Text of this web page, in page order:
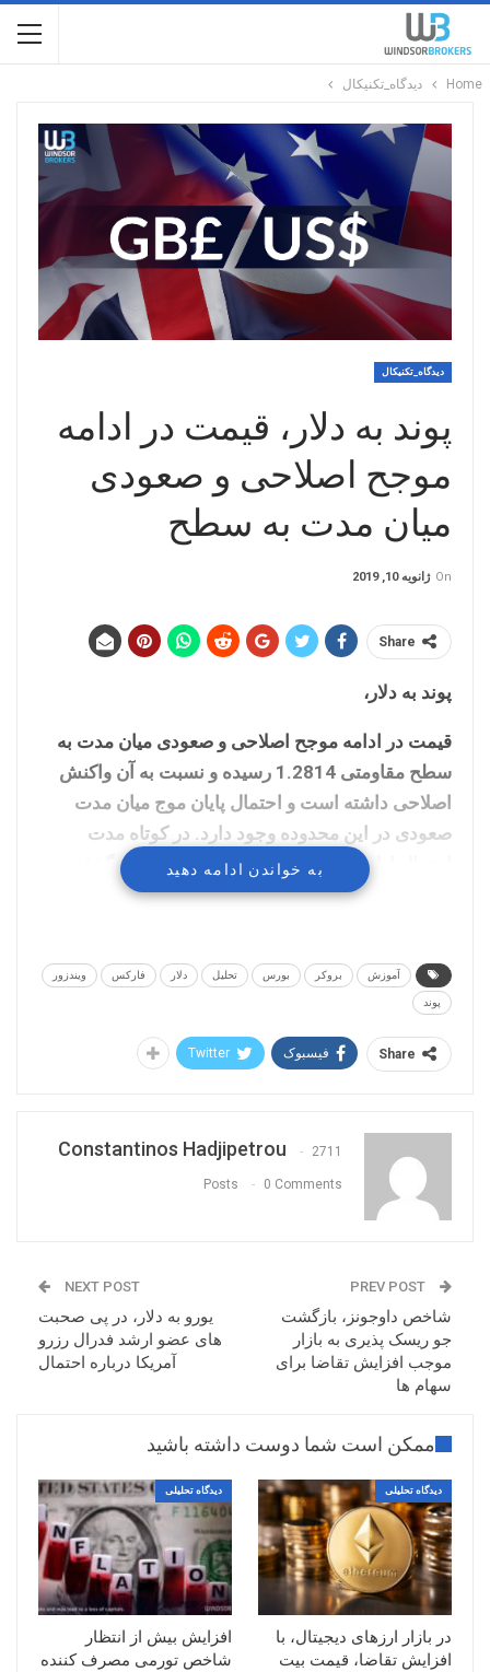
Home دیدگاه_تکنیکال
دیدگاه_تکنیکال
پوند به دلار، قیمت در ادامه
موجح اصلاحی و صعودی
میان مدت به سطح
On ژانویه 10, 2019
Share
پوند به دلار،
قیمت در ادامه موجح اصلاحی و صعودی میان مدت به
سطح مقاومتی 1.2814 رسیده و نسبت به آن واکنش
اصلاحی داشته است و احتمال پایان موج میان مدت
صعودی در این محدوده وجود دارد. در کوتاه مدت
احتمال اول ادامه نزول قیمت خواهد بود. روز گذشته
صحبت های یکی از اعضای اصلی فدرال رزرو درباره
این اظهار نظر به پایان رسیده است. امروز جروم پاول
رییس فدرال رزرو سخنرانی دارد که می تواند بر روند
قیمت تاثیرگذار باشد.
به خواندن ادامه دهید
آموزش بروکر بورس تحلیل دلار فارکس ویندزور
پوند
Share فیسبوک Twitter
Constantinos Hadjipetrou 2711
Posts 0 Comments
شاخص داوجونز، بازگشت
جو ریسک پذیری به بازار
موجب افزایش تقاضا برای
سهام ها
NEXT POST
یورو به دلار، در پی صحبت
های عضو ارشد فدرال رزرو
آمریکا درباره احتمال
ممکن است شما دوست داشته باشید
دیدگاه تحلیلی
در بازار ارزهای دیجیتال، با
افزایش تقاضا، قیمت بیت
دیدگاه تحلیلی
افزایش بیش از انتظار
شاخص تورمی مصرف کننده